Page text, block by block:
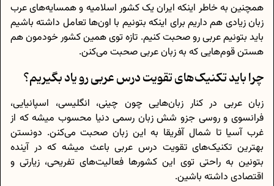
همچنین به خاطر اینکه ایران یک کشور اسلامیه و همسایه‌های عرب
زبان زیادی هم داریم برای اینکه بتونیم با اون‌ها تعامل داشته باشیم
باید بتونیم عربی رو صحبت کنیم. تازه توی همین کشور خودمون‌ هم
هستن قوم‌هایی که به زبان عربی صحبت می‌کنن.
چرا باید تکنیک‌های تقویت درس عربی رو یاد بگیریم؟
زبان عربی در کنار زبان‌هایی چون چینی، انگلیسی، اسپانیایی،
فرانسوی و روسی جزو شش زبان رسمی دنیا محسوب میشه که از
غرب آسیا تا شمال آفریقا به این زبان صحبت می‌کنن. دونستن
بهترین تکنیک‌های تقویت درس عربی باعث میشه که در آینده
بتونین به راحتی توی این کشورها فعالیت‌های تفریحی، زیارتی و
اقتصادی داشته باشین.